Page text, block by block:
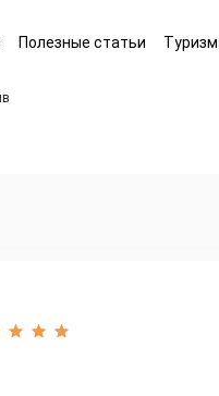
Полезные статьи Туризм